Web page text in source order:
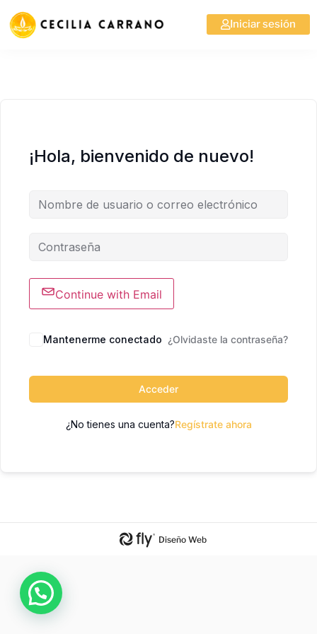
Iniciar sesión
¡Hola, bienvenido de nuevo!
Continue with Email
Mantenerme conectado ¿Olvidaste la contraseña?
Acceder
¿No tienes una cuenta?Regístrate ahora
Diseño Web